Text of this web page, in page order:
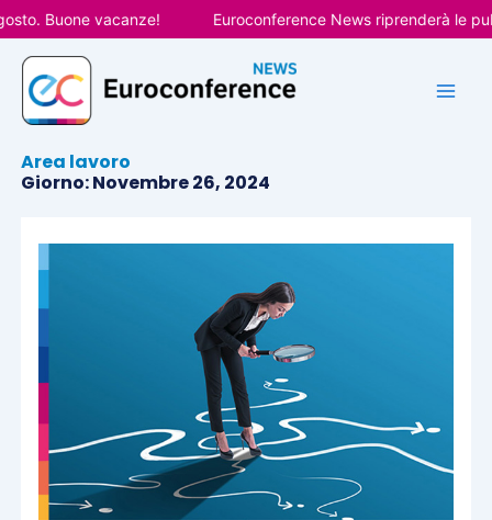
Vai
al
contenuto
Buone vacanze! Euroconference News riprenderà le
Area lavoro
Giorno: Novembre 26, 2024